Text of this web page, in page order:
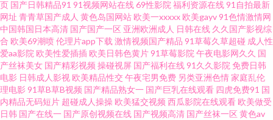
网 国国国国产在线精品 瑟瑟网址 91成人福利视频链接 wwwav天堂种子 国产
自91 人人操免费手机观看 亚洲高潮久久 91视频网站精选大全 国产第二页 青
青草原五月天电影 亚洲a探花 91国产精品丝袜诱惑 91性爱综合网 国内性交肏
屄视频 青青草福利微拍 午夜不卡无毛电影 91官页网 wwwcom91 黄色三级网
页 国产日韩精品91 91视频网站在线69性影院 福利资源在线91自拍最新
网址 青青草国产成人 黄色岛国网站 欧美一xxxxx 欧美gayv91色情激情网
中国韩国日本高清 国产国产一区 亚洲欧洲成人 日韩在线 久久国产影视综
合 欧美69潮喷伦理片app下载 激情视频国产精品 91草莓久草超碰 成人性
爱aa影院 欧美性爱插插 欧美日韩色黄片91草莓影院 午夜电影网久久 国
产丝袜美女 国产精彩视频 操碰视屏 国产福利在线91久久影院 免费日韩
电影 日韩成人影视 欧美精品性交 午夜宅男免费 另类亚洲色情家庭乱伦
理电影 91草B草B视频 国产精品熟女一 国产巨乳在线观看 四虎免费91 国
内精品无码短片 超碰成人操操 欧美猛交视频 西瓜影院在线观看 欧美做受
日韩 国产在线一 国产原创视频在线 国产视频高清 国产丝袜一区 黄色av